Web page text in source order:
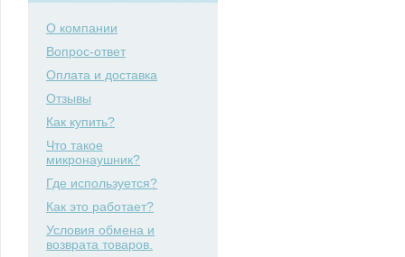
О компании
Вопрос-ответ
Оплата и доставка
Отзывы
Как купить?
Что такое
микронаушник?
Где используется?
Как это работает?
Условия обмена и
возврата товаров.